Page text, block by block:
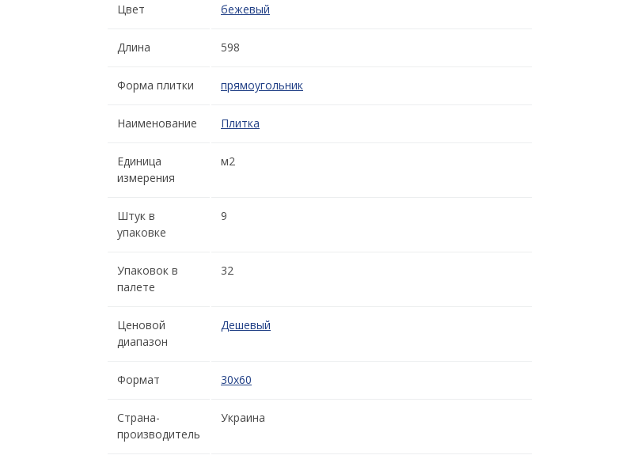
Цвет бежевый
Длина 598
Форма плитки прямоугольник
Наименование Плитка
Единица
измерения
м2
Штук в
упаковке
9
Упаковок в
палете
32
Ценовой
диапазон
Дешевый
Формат 30x60
Страна-
производитель
Украина